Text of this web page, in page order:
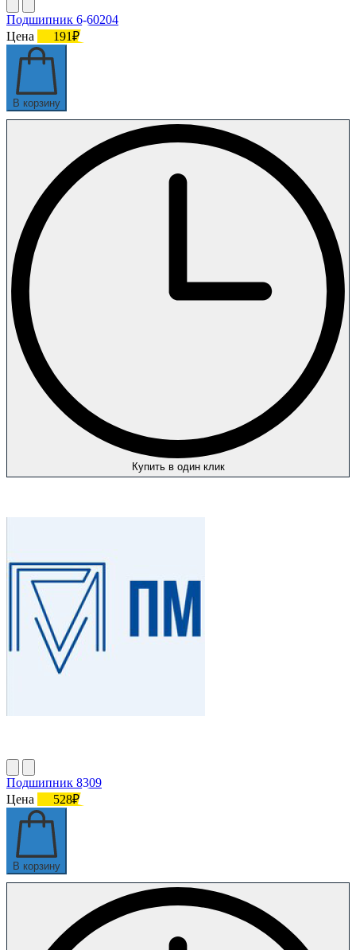
Подшипник 6-60204
Цена
191₽
В корзину
Купить в один клик
Подшипник 8309
Цена
528₽
В корзину